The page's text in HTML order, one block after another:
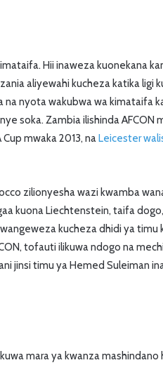
Hii inaweza kuonekana
aliyewahi kucheza katika ligi
na nyota wakubwa wa kimataifa
soka. Zambia ilishinda AFCON
mwaka 2013, naLeicester
zilionyesha wazi kwamba
kuona Liechtenstein, taifa
kucheza dhidi ya timu
tofauti ilikuwa ndogo na
jinsi timu ya Hemed Suleiman
mara ya kwanza mashindano